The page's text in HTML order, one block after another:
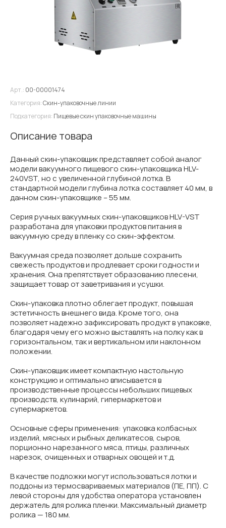
Арт.: 00-00001474
Категория:Скин-упаковочные линии
Подкатегория: Пищевые скин упаковочные машины
Описание товара
Данный скин-упаковщик представляет собой аналог
модели вакуумного пищевого скин-упаковщика HLV-
240VST, но с увеличенной глубиной лотка. В
стандартной модели глубина лотка составляет 40 мм, в
данном скин-упаковщике – 55 мм.
Серия ручных вакуумных скин-упаковщиков HLV-VST
разработана для упаковки продуктов питания в
вакуумную среду в пленку со скин-эффектом.
Вакуумная среда позволяет дольше сохранить
свежесть продуктов и продлевает сроки годности и
хранения. Она препятствует образованию плесени,
защищает товар от заветривания и усушки.
Скин-упаковка плотно облегает продукт, повышая
эстетичность внешнего вида. Кроме того, она
позволяет надежно зафиксировать продукт в упаковке,
благодаря чему его можно выставлять на полку как в
горизонтальном, так и вертикальном или наклонном
положении.
Скин-упаковщик имеет компактную настольную
конструкцию и оптимально вписывается в
производственные процессы небольших пищевых
производств, кулинарий, гипермаркетов и
супермаркетов.
Основные сферы применения: упаковка колбасных
изделий, мясных и рыбных деликатесов, сыров,
порционно нарезанного мяса, птицы, различных
нарезок, очищенных и отварных овощей и т.д.
В качестве подложки могут использоваться лотки и
поддоны из термосвариваемых материалов (ПЕ, ПП). С
левой стороны для удобства оператора установлен
держатель для ролика пленки. Максимальный диаметр
ролика — 180 мм.